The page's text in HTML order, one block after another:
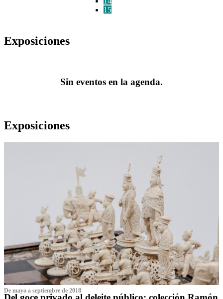
15
Exposiciones
Sin eventos en la agenda.
Exposiciones
De mayo a septiembre de 2018